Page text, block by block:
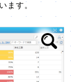
ます。